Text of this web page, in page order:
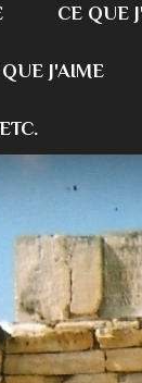
CE QUE
J'AIME